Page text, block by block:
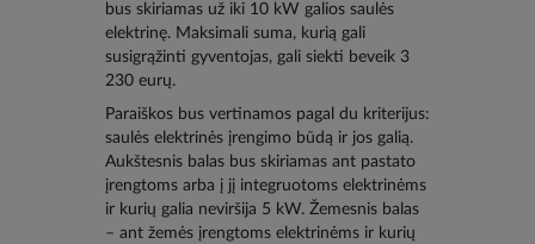
bus skiriamas už iki 10 kW galios saulės
elektrinę. Maksimali suma, kurią gali
susigrąžinti gyventojas, gali siekti beveik 3
230 eurų.
Paraiškos bus vertinamos pagal du kriterijus:
saulės elektrinės įrengimo būdą ir jos galią.
Aukštesnis balas bus skiriamas ant pastato
įrengtoms arba į jį integruotoms elektrinėms
ir kurių galia neviršija 5 kW. Žemesnis balas
– ant žemės įrengtoms elektrinėms ir kurių